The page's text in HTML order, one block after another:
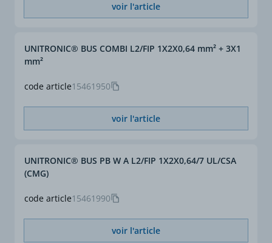
voir l'article
code article15461950
UNITRONIC® BUS COMBI L2/FIP 1X2X0,64 mm² + 3X1
mm²
voir l'article
code article15461990
UNITRONIC® BUS PB W A L2/FIP 1X2X0,64/7 UL/CSA
(CMG)
voir l'article